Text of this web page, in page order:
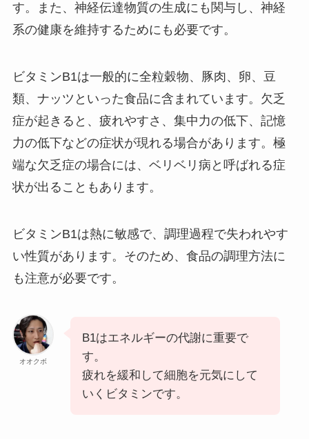
す。また、神経伝達物質の生成にも関与し、神経
系の健康を維持するためにも必要です。
ビタミンB1は一般的に全粒穀物、豚肉、卵、豆
類、ナッツといった食品に含まれています。欠乏
症が起きると、疲れやすさ、集中力の低下、記憶
力の低下などの症状が現れる場合があります。極
端な欠乏症の場合には、ベリベリ病と呼ばれる症
状が出ることもあります。
ビタミンB1は熱に敏感で、調理過程で失われやす
い性質があります。そのため、食品の調理方法に
も注意が必要です。
オオクボ
B1はエネルギーの代謝に重要で
す。
疲れを緩和して細胞を元気にして
いくビタミンです。